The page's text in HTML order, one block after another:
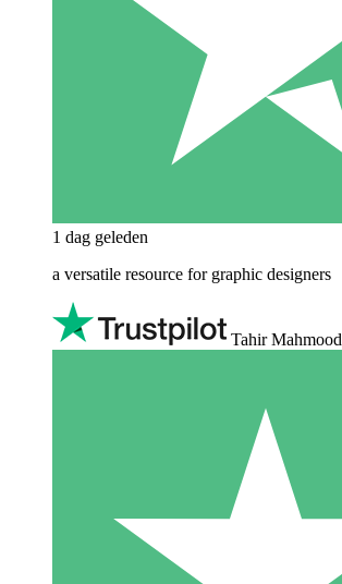
1 dag geleden
a versatile resource for graphic designers
Tahir Mahmood